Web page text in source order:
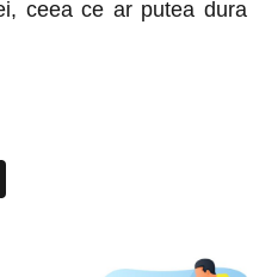
ceea ce ar putea dura